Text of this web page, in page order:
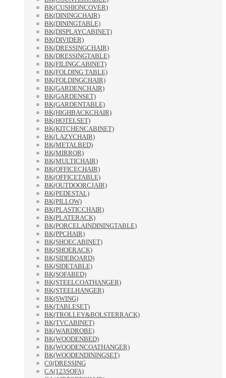
BK(CUSHIONCOVER)
BK(DININGCHAIR)
BK(DININGTABLE)
BK(DISPLAYCABINET)
BK(DIVIDER)
BK(DRESSINGCHAIR)
BK(DRESSINGTABLE)
BK(FILINGCABINET)
BK(FOLDING TABLE)
BK(FOLDINGCHAIR)
BK(GARDENCHAIR)
BK(GARDENSET)
BK(GARDENTABLE)
BK(HIGHBACKCHAIR)
BK(HOTELSET)
BK(KITCHENCABINET)
BK(LAZYCHAIR)
BK(METALBED)
BK(MIRROR)
BK(MULTICHAIR)
BK(OFFICECHAIR)
BK(OFFICETABLE)
BK(OUTDOORCJAIR)
BK(PEDESTAL)
BK(PILLOW)
BK(PLASTICCHAIR)
BK(PLATERACK)
BK(PORCELAINDININGTABLE)
BK(PPCHAIR)
BK(SHOECABINET)
BK(SHOERACK)
BK(SIDEBOARD)
BK(SIDETABLE)
BK(SOFABED)
BK(STEELCOATHANGER)
BK(STEELHANGER)
BK(SWING)
BK(TABLESET)
BK(TROLLEY&BOLSTERRACK)
BK(TVCABINET)
BK(WARDROBE)
BK(WOODENBED)
BK(WOODENCOATHANGER)
BK(WOODENDININGSET)
C0(DRESSING
CA(123SOFA)